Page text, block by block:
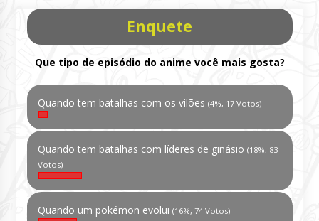
Enquete
Que tipo de episódio do anime você mais gosta?
Quando tem batalhas com os vilões (4%, 17 Votos)
Quando tem batalhas com líderes de ginásio (18%, 83
Votos)
Quando um pokémon evolui (16%, 74 Votos)